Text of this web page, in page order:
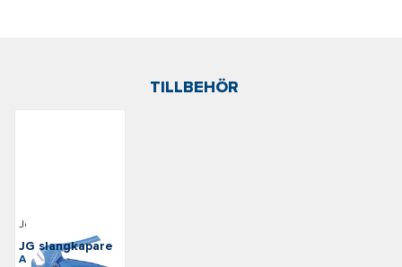
TILLBEHÖR
JG slangkapare
Art: JG-TS
John Guest